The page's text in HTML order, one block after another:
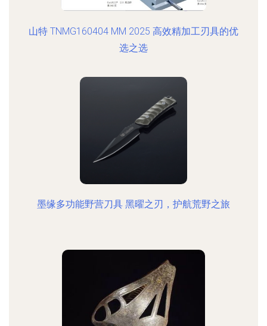
山特 TNMG160404 MM 2025 高效精加工刃具的优
选之选
墨缘多功能野营刀具 黑曜之刃，护航荒野之旅